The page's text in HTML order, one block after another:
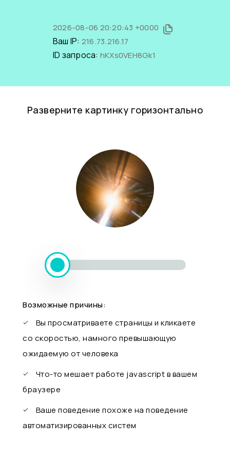
2026-08-06 20:20:43 +0000
Ваш IP: 216.73.216.17
ID запроса: hKXs0VEH8Gk1
Разверните картинку горизонтально
Возможные причины:
Вы просматриваете страницы и кликаете
со скоростью, намного превышающую
ожидаемую от человека
Что-то мешает работе javascript в вашем
браузере
Ваше поведение похоже на поведение
автоматизированных систем